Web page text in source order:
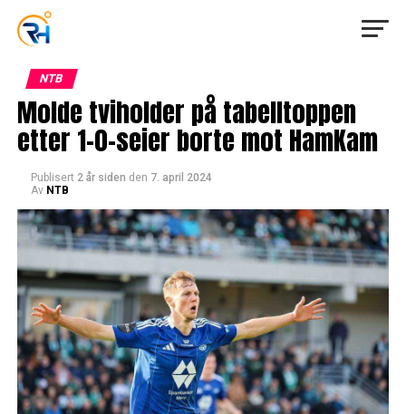
NTB
Molde tviholder på tabelltoppen
etter 1-0-seier borte mot HamKam
Publisert 2 år siden den 7. april 2024
Av NTB